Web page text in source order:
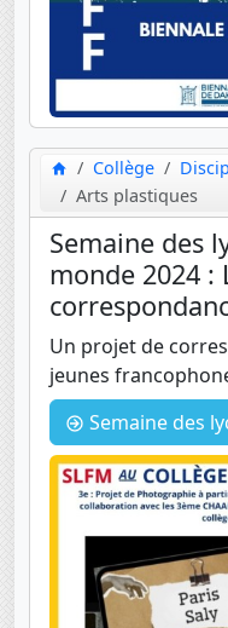
Collège
Arts plastiques
Semaine des
monde 2024 :
Un projet de
jeunes
Semaine des lycées français du